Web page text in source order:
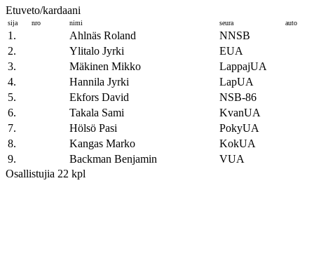
Etuveto/kardaani
sija nro nimi seura auto
1. Ahlnäs Roland
NNSB
2.
Ylitalo Jyrki
EUA
3.
Mäkinen Mikko
LappajUA
4.
Hannila Jyrki
LapUA
5.
Ekfors David
NSB-86
6.
Takala Sami
KvanUA
7.
Hölsö Pasi
PokyUA
8.
Kangas Marko
KokUA
9.
Backman Benjamin
VUA
Osallistujia 22 kpl